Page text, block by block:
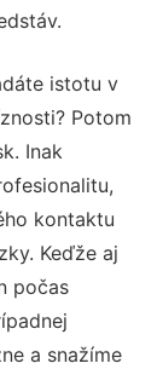
istotu v
Potom
Inak
kontaktu
Keďže aj
počas
a snažíme